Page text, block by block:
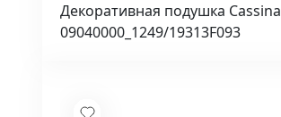
Декоративная подушка Cassina
09040000_1249/19313F093